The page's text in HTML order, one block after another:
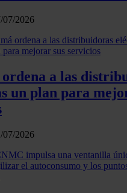
07/2026
ordena a las
un plan para
07/2026